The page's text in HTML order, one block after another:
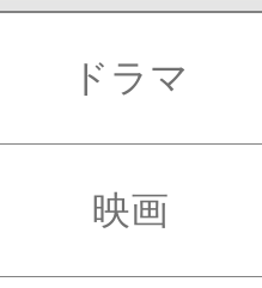
ドラマ
映画